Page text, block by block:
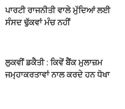
ਪਾਰਟੀ ਰਾਜਨੀਤੀ ਵਾਲੇ ਮੁੱਦਿਆਂ ਲਈ
ਸੰਸਦ ਢੁੱਕਵਾਂ ਮੰਚ ਨਹੀਂ
ਲੁਕਵੀਂ ਡਕੈਤੀ : ਕਿਵੇਂ ਬੈਂਕ ਮੁਲਾਜ਼ਮ
ਜਮ੍ਹਾਕਰਤਾਵਾਂ ਨਾਲ ਕਰਦੇ ਹਨ ਧੋਖਾ